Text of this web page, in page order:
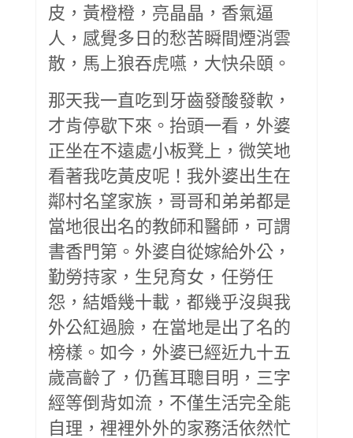
皮，黃橙橙，亮晶晶，香氣逼
人，感覺多日的愁苦瞬間煙消雲
散，馬上狼吞虎嚥，大快朵頤。
那天我一直吃到牙齒發酸發軟，
才肯停歇下來。抬頭一看，外婆
正坐在不遠處小板凳上，微笑地
看著我吃黃皮呢！我外婆出生在
鄰村名望家族，哥哥和弟弟都是
當地很出名的教師和醫師，可謂
書香門第。外婆自從嫁給外公，
勤勞持家，生兒育女，任勞任
怨，結婚幾十載，都幾乎沒與我
外公紅過臉，在當地是出了名的
榜樣。如今，外婆已經近九十五
歲高齡了，仍舊耳聰目明，三字
經等倒背如流，不僅生活完全能
自理，裡裡外外的家務活依然忙